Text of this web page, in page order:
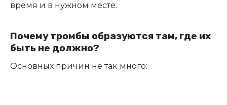
время и в нужном месте.
Почему тромбы образуются там, где их
быть не должно?
Основных причин не так много: